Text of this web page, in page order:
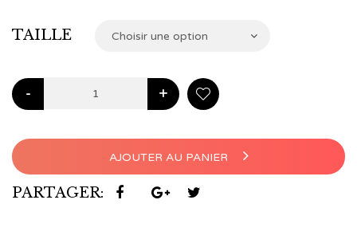
TAILLE Choisir une option
- +
AJOUTER AU PANIER
PARTAGER: